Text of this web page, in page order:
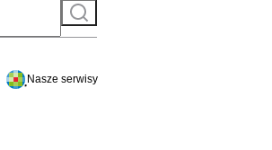
Szukaj
Nasze serwisy